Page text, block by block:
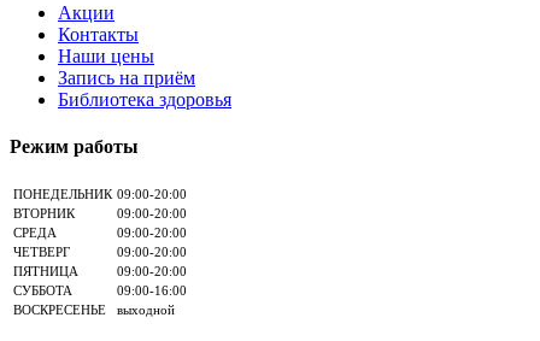
Акции
Контакты
Наши цены
Запись на приём
Библиотека здоровья
Режим работы
ПОНЕДЕЛЬНИК 09:00-20:00
ВТОРНИК
09:00-20:00
СРЕДА
09:00-20:00
ЧЕТВЕРГ
09:00-20:00
ПЯТНИЦА
09:00-20:00
СУББОТА
09:00-16:00
ВОСКРЕСЕНЬЕ
выходной